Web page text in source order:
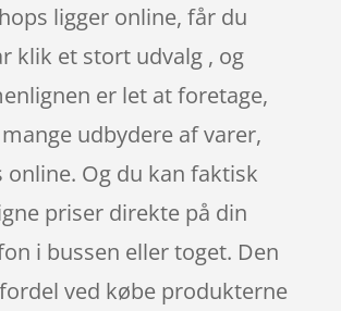
ligger online, får du
klik et stort udvalg , og
er let at foretage,
udbydere af varer,
online. Og du kan faktisk
priser direkte på din
i bussen eller toget. Den
ved købe produkterne